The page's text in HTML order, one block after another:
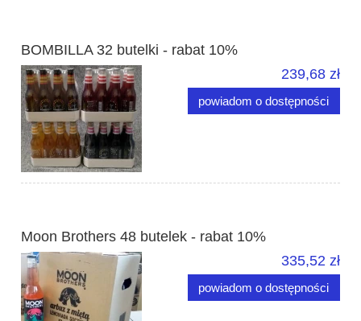
BOMBILLA 32 butelki - rabat 10%
239,68 zł
powiadom o dostępności
Moon Brothers 48 butelek - rabat 10%
335,52 zł
powiadom o dostępności